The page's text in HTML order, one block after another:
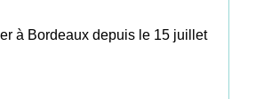
à Bordeaux depuis le 15 juillet